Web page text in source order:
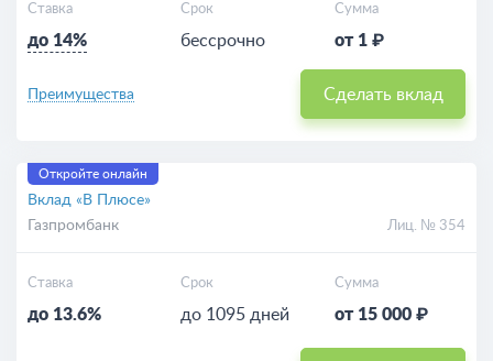
Ставка
до 14%
Срок
бессрочно
Сумма
от 1 ₽
Преимущества Сделать вклад
Откройте онлайн
Вклад «В Плюсе»
Газпромбанк
Лиц. № 354
Ставка
до 13.6%
Срок
до 1095 дней
Сумма
от 15 000 ₽